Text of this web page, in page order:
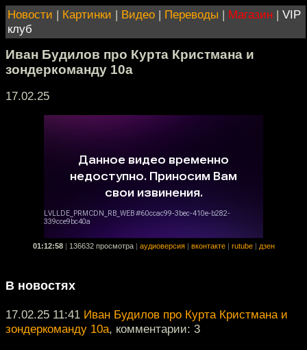
Новости | Картинки | Видео | Переводы | Магазин | VIP
клуб
Иван Будилов про Курта Кристмана и
зондеркоманду 10a
17.02.25
01:12:58 136632 просмотра аудиоверсия вконтакте rutube дзен
В новостях
17.02.25 11:41 Иван Будилов про Курта Кристмана и
зондеркоманду 10a, комментарии: 3